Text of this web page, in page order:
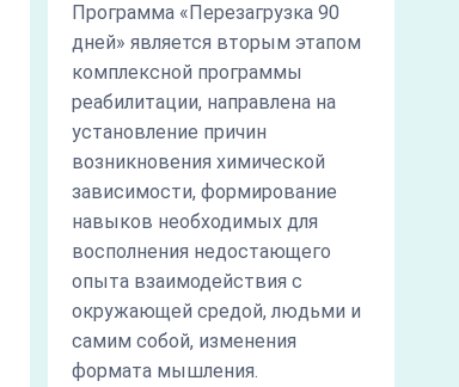
Программа «Перезагрузка 90
дней» является вторым этапом
комплексной программы
реабилитации, направлена на
установление причин
возникновения химической
зависимости, формирование
навыков необходимых для
восполнения недостающего
опыта взаимодействия с
окружающей средой, людьми и
самим собой, изменения
формата мышления.